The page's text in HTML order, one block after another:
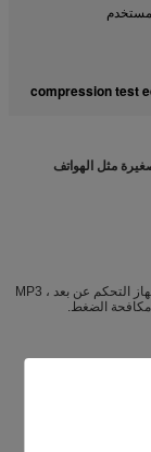
compression test
مثل الهواتف
التقدم بطلب لاختبار الضغط (ضغط صلب) للهاتف المحمول ، جهاز التحكم عن بعد ، MP3